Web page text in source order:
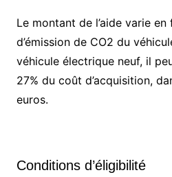
Le montant de l’aide varie
d’émission de CO2 du
véhicule électrique neuf, il
27% du coût d’acquisition,
euros.
Conditions d’éligibilité